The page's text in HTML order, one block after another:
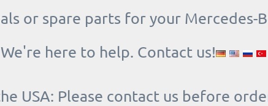
or spare parts for your Mercedes-
We're here to help. Contact us!
USA: Please contact us before